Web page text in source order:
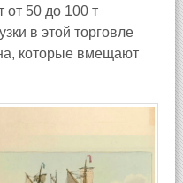
от 50 до 100 т
в этой торговле
которые вмещают